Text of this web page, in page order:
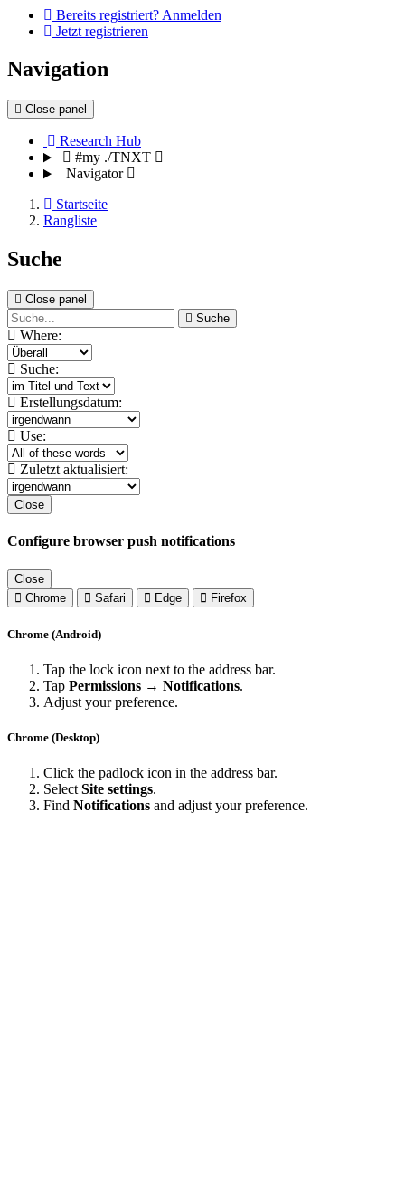
Bereits registriert? Anmelden
Jetzt registrieren
Navigation
Close panel
Research Hub
#my ./TNXT
Navigator
Startseite
Rangliste
Suche
Close panel
Suche
Where:
Suche:
Erstellungsdatum:
Use:
Zuletzt aktualisiert:
Close
Configure browser push notifications
Close
Chrome
Safari Edge Firefox
Chrome (Android)
Tap the lock icon next to the address bar.
Tap Permissions → Notifications.
Adjust your preference.
Chrome (Desktop)
Click the padlock icon in the address bar.
SelectSite settings.
Find Notifications and adjust your preference.